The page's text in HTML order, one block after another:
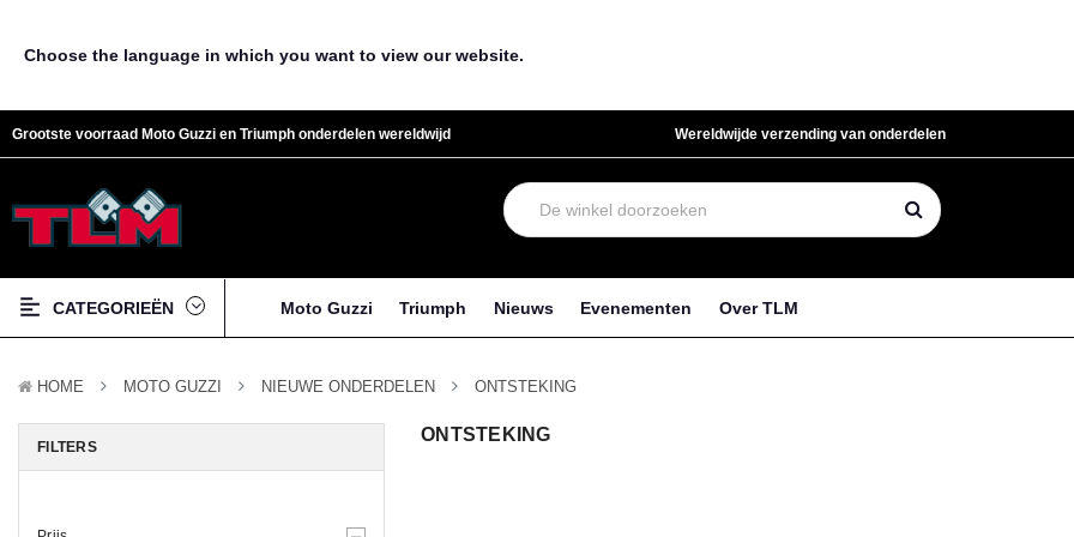
Choose the language in which you want to view our website.
Grootste voorraad Moto Guzzi en Triumph onderdelen wereldwijd Wereldwijde verzending van onderdelen
CATEGORIEËN Moto Guzzi Triumph Nieuws Evenementen Over TLM
HOME MOTO GUZZI NIEUWE ONDERDELEN ONTSTEKING
FILTERS
ONTSTEKING